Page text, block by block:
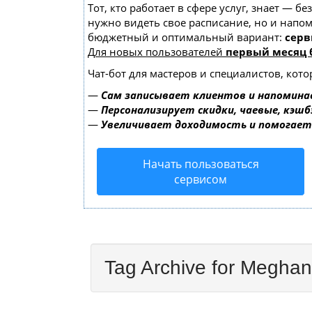
Тот, кто работает в сфере услуг, знает —
нужно видеть свое расписание, но и
бюджетный и оптимальный вариант:
Для новых пользователей первый месяц
Чат-бот для мастеров и специалистов,
— Сам записывает клиентов и
— Персонализирует скидки, чаевые,
— Увеличивает доходимость и
Начать пользоваться
сервисом
Tag Archive for